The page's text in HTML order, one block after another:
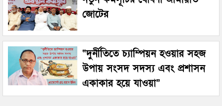
জোটের
“দুর্নীতিতে চ্যাম্পিয়ন হওয়ার সহজ
উপায় সংসদ সদস্য এবং প্রশাসন
একাকার হয়ে যাওয়া”